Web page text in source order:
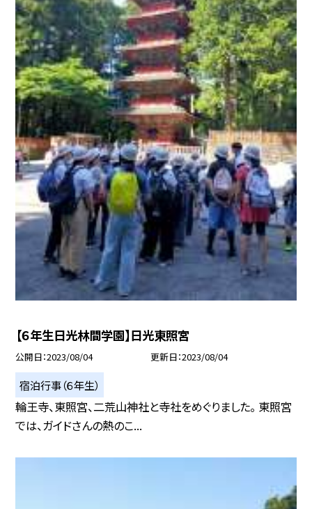
【６年生日光林間学園】日光東照宮
公開日 2023/08/04 更新日 2023/08/04
宿泊行事（６年生）
輪王寺、東照宮、二荒山神社と寺社をめぐりました。 東照宮
では、ガイドさんの熱のこ...